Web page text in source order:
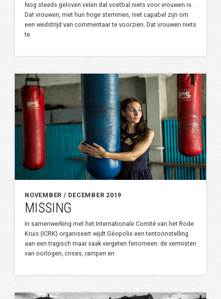
Nog steeds geloven velen dat voetbal niets voor vrouwen is.
Dat vrouwen, met hun hoge stemmen, niet capabel zijn om
een wedstrijd van commentaar te voorzien. Dat vrouwen niets
te
NOVEMBER / DECEMBER 2019
MISSING
In samenwerking met het Internationale Comité van het Rode
Kruis (ICRK) organiseert wijdt Géopolis een tentoonstelling
aan een tragisch maar vaak vergeten fenomeen: de vermisten
van oorlogen, crises, rampen en